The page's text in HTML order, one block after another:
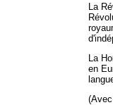
La
La
en